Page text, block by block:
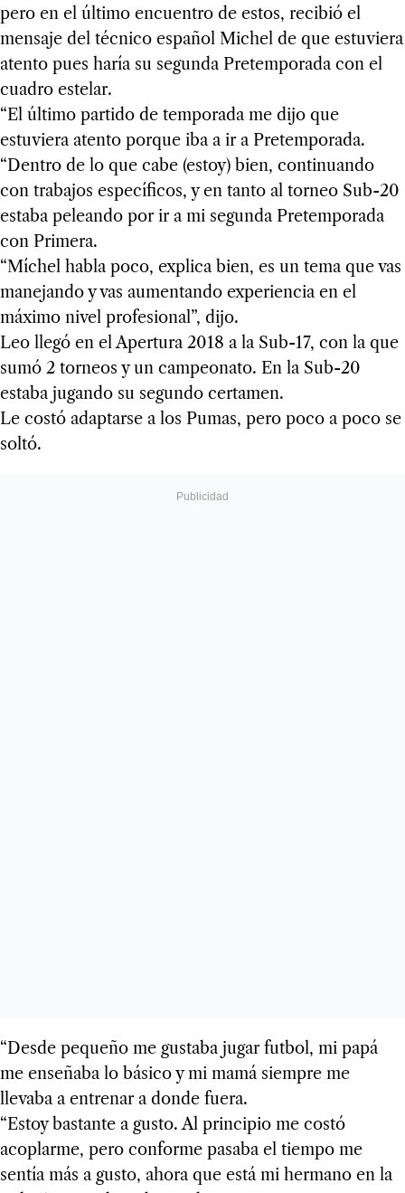
pero en el último encuentro de estos, recibió el
mensaje del técnico español Michel de que estuviera
atento pues haría su segunda Pretemporada con el
cuadro estelar.
“El último partido de temporada me dijo que
estuviera atento porque iba a ir a Pretemporada.
“Dentro de lo que cabe (estoy) bien, continuando
con trabajos específicos, y en tanto al torneo Sub-20
estaba peleando por ir a mi segunda Pretemporada
con Primera.
“Míchel habla poco, explica bien, es un tema que vas
manejando y vas aumentando experiencia en el
máximo nivel profesional”, dijo.
Leo llegó en el Apertura 2018 a la Sub-17, con la que
sumó 2 torneos y un campeonato. En la Sub-20
estaba jugando su segundo certamen.
Le costó adaptarse a los Pumas, pero poco a poco se
soltó.
“Desde pequeño me gustaba jugar futbol, mi papá
me enseñaba lo básico y mi mamá siempre me
llevaba a entrenar a donde fuera.
“Estoy bastante a gusto. Al principio me costó
acoplarme, pero conforme pasaba el tiempo me
sentía más a gusto, ahora que está mi hermano en la